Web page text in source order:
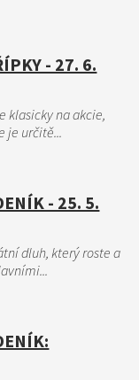
- 27. 6.
klasicky na akcie,
je určitě...
- 25. 5.
dluh, který roste a